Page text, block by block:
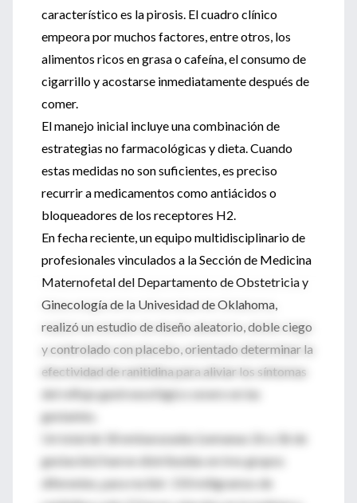
característico es la pirosis. El cuadro clínico
empeora por muchos factores, entre otros, los
alimentos ricos en grasa o cafeína, el consumo de
cigarrillo y acostarse inmediatamente después de
comer.
El manejo inicial incluye una combinación de
estrategias no farmacológicas y dieta. Cuando
estas medidas no son suficientes, es preciso
recurrir a medicamentos como antiácidos o
bloqueadores de los receptores H2.
En fecha reciente, un equipo multidisciplinario de
profesionales vinculados a la Sección de Medicina
Maternofetal del Departamento de Obstetricia y
Ginecología de la Univesidad de Oklahoma,
realizó un estudio de diseño aleatorio, doble ciego
y controlado con placebo, orientado determinar la
efectividad de ranitidina para aliviar los síntomas
del reflujo gastroesofágico severo en las
gestantes.
Un total de 18 embarazadas (semanas 26 a 36 de
gestación) fueron distribuidas en tres grupos
diferentes, para recibir: 150 miligramos de